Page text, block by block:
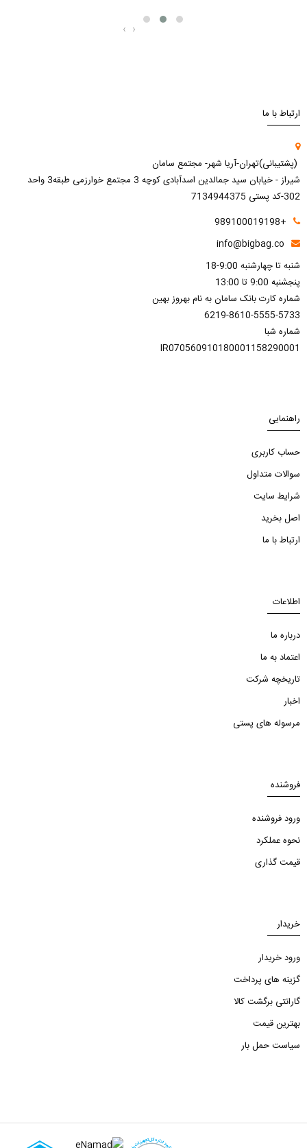
‹ ›
ارتباط با ما
(پشتیبانی)تهران-آریا شهر- مجتمع سامان
شیراز - خیابان سید جمالدین اسدآبادی کوچه 3 مجتمع خوارزمی طبقه3 واحد
302-کد پستی 7134944375
+989100019198
info@bigbag.co
شنبه تا چهارشنبه 9:00-18
پنجشنبه 9:00 تا 13:00
شماره کارت بانک سامان به نام بهروز بهین
6219-8610-5555-5733
شماره شبا
IR070560910180001158290001
راهنمایی
حساب کاربری
سوالات متداول
شرایط سایت
اصل بخرید
ارتباط با ما
اطلاعات
درباره ما
اعتماد به ما
تاریخچه شرکت
اخبار
مرسوله های پستی
فروشنده
ورود فروشنده
نحوه عملکرد
قیمت گذاری
خریدار
ورود خریدار
گزینه های پرداخت
گارانتی برگشت کالا
بهترین قیمت
سیاست حمل بار